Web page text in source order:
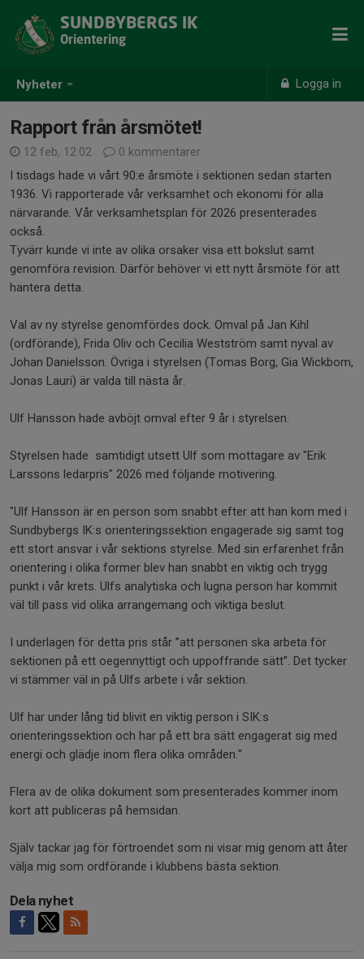
Nyheter Logga in
SUNDBYBERGS IK
Orientering
Rapport från årsmötet!
12 feb, 12:02
0 kommentarer
I tisdags hade vi vårt 90:e årsmöte i sektionen sedan starten
1936. Vi rapporterade vår verksamhet och ekonomi för alla
närvarande. Vår verksamhetsplan för 2026 presenterades
också.
Tyvärr kunde vi inte av olika orsaker visa ett bokslut samt
genomföra revision. Därför behöver vi ett nytt årsmöte för att
hantera detta.
Val av ny styrelse genomfördes dock. Omval på Jan Kihl
(ordförande), Frida Oliv och Cecilia Westström samt nyval av
Johan Danielsson. Övriga i styrelsen (Tomas Borg, Gia Wickbom,
Jonas Lauri) är valda till nästa år.
Ulf Hansson hade avböjt omval efter 9 år i styrelsen.
Styrelsen hade samtidigt utsett Ulf som mottagare av "Erik
Larssons ledarpris" 2026 med följande motivering.
"Ulf Hansson är en person som snabbt efter att han kom med i
Sundbybergs IK:s orienteringssektion engagerade sig samt tog
ett stort ansvar i vår sektions styrelse. Med sin erfarenhet från
orientering i olika former blev han snabbt en viktig och trygg
punkt i vår krets. Ulfs analytiska och lugna person har kommit
väl till pass vid olika arrangemang och viktiga beslut.
I underlagen för detta pris står ”att personen ska arbeta för
sektionen på ett oegennyttigt och uppoffrande sätt”. Det tycker
vi stämmer väl in på Ulfs arbete i vår sektion.
Ulf har under lång tid blivit en viktig person i SIK:s
orienteringssektion och har på ett bra sätt engagerat sig med
energi och glädje inom flera olika områden."
Flera av de olika dokument som presenterades kommer inom
kort att publiceras på hemsidan.
Själv tackar jag för förtroendet som ni visar mig genom att åter
välja mig som ordförande i klubbens bästa sektion.
Dela nyhet